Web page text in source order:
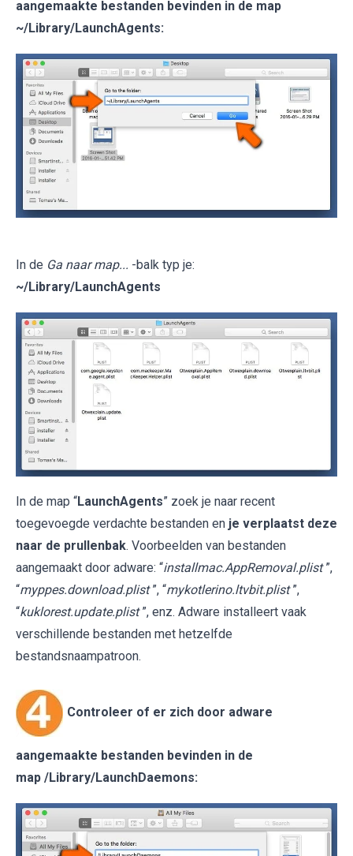
aangemaakte bestanden bevinden in de map
~/Library/LaunchAgents:
In de Ga naar map... -balk typ je:
~/Library/LaunchAgents
In de map “LaunchAgents” zoek je naar recent
toegevoegde verdachte bestanden en je verplaatst deze
naar de prullenbak. Voorbeelden van bestanden
aangemaakt door adware: “installmac.AppRemoval.plist ”,
“myppes.download.plist ”, “mykotlerino.ltvbit.plist ”,
“kuklorest.update.plist ”, enz. Adware installeert vaak
verschillende bestanden met hetzelfde
bestandsnaampatroon.
Controleer of er zich door adware
aangemaakte bestanden bevinden in de
map /Library/LaunchDaemons: